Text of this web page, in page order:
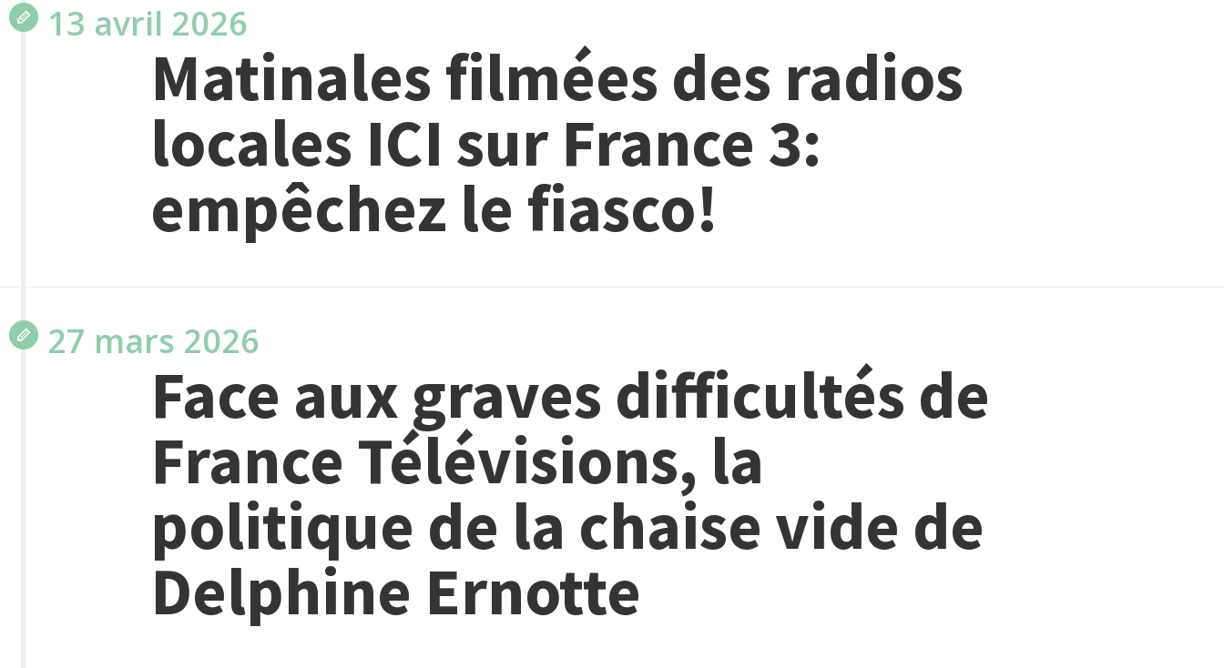
13 avril 2026
Matinales filmées des radios
locales ICI sur France 3:
empêchez le fiasco!
27 mars 2026
Face aux graves difficultés de
France Télévisions, la
politique de la chaise vide de
Delphine Ernotte